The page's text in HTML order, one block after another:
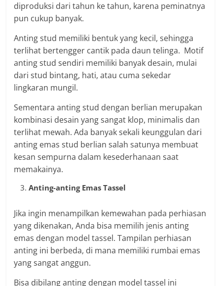
diproduksi dari tahun ke tahun, karena peminatnya
pun cukup banyak.
Anting stud memiliki bentuk yang kecil, sehingga
terlihat bertengger cantik pada daun telinga. Motif
anting stud sendiri memiliki banyak desain, mulai
dari stud bintang, hati, atau cuma sekedar
lingkaran mungil.
Sementara anting stud dengan berlian merupakan
kombinasi desain yang sangat klop, minimalis dan
terlihat mewah. Ada banyak sekali keunggulan dari
anting emas stud berlian salah satunya membuat
kesan sempurna dalam kesederhanaan saat
memakainya.
Anting-anting Emas Tassel
Jika ingin menampilkan kemewahan pada perhiasan
yang dikenakan, Anda bisa memilih jenis anting
emas dengan model tassel. Tampilan perhiasan
anting ini berbeda, di mana memiliki rumbai emas
yang sangat anggun.
Bisa dibilang anting dengan model tassel ini